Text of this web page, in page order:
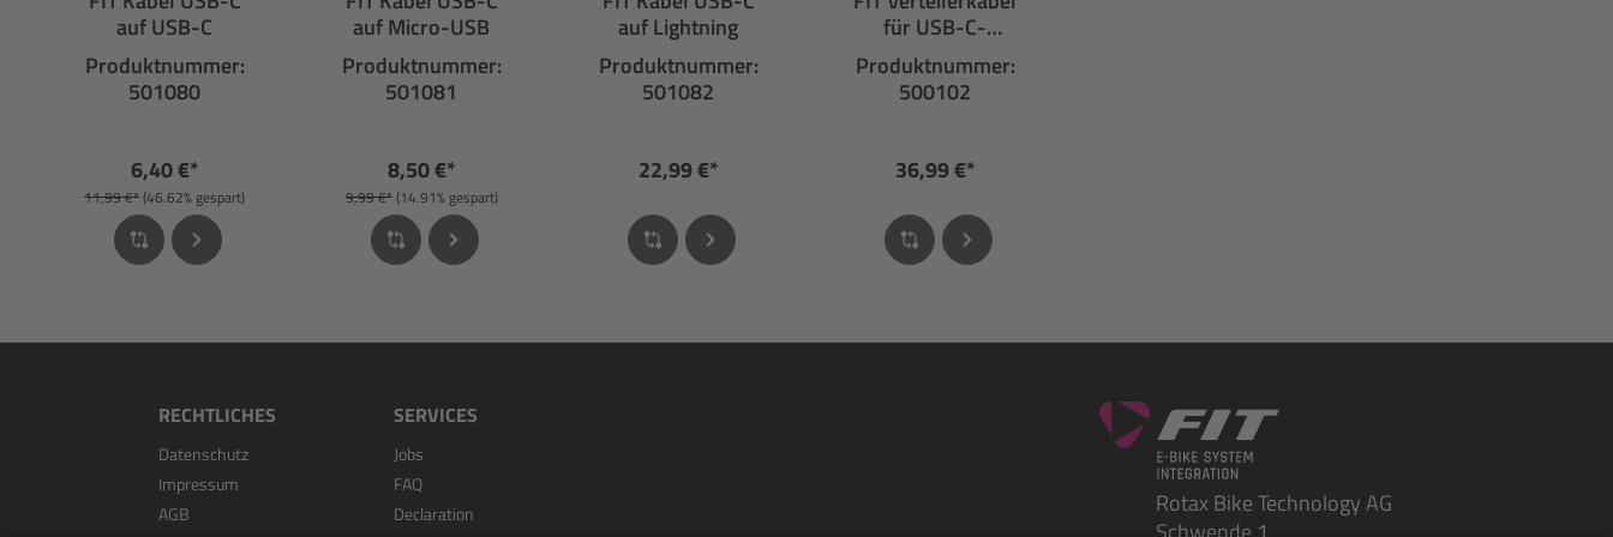
auf USB-C
Produktnummer:
501080
6,40 €*
11,99 €*(46.62% gespart)
auf Micro-USB
Produktnummer:
501081
8,50 €*
9,99 €*(14.91% gespart)
auf Lightning
Produktnummer:
501082
22,99 €*
für USB-C-
Ladebuchse und
Remote Display
Produktnummer:
500102
36,99 €*
RECHTLICHES
Datenschutz
Impressum
AGB
SERVICES
Jobs
FAQ
Declaration
Rotax Bike Technology AG